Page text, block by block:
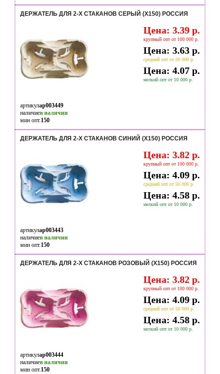
ДЕРЖАТЕЛЬ ДЛЯ 2-Х СТАКАНОВ СЕРЫЙ (Х150) РОССИЯ
Цена: 3.39 р.
крупный опт от 100 000 р.
Цена: 3.63 р.
средний опт от 50 000 р.
Цена: 4.07 р.
мелкий опт от 10 000 р.
артикулap003449
наличиев наличии
мин опт.150
ДЕРЖАТЕЛЬ ДЛЯ 2-Х СТАКАНОВ СИНИЙ (Х150) РОССИЯ
Цена: 3.82 р.
крупный опт от 100 000 р.
Цена: 4.09 р.
средний опт от 50 000 р.
Цена: 4.58 р.
мелкий опт от 10 000 р.
артикулap003443
наличиев наличии
мин опт.150
ДЕРЖАТЕЛЬ ДЛЯ 2-Х СТАКАНОВ РОЗОВЫЙ (Х150) РОССИЯ
Цена: 3.82 р.
крупный опт от 100 000 р.
Цена: 4.09 р.
средний опт от 50 000 р.
Цена: 4.58 р.
мелкий опт от 10 000 р.
артикулap003444
наличиев наличии
мин опт.150